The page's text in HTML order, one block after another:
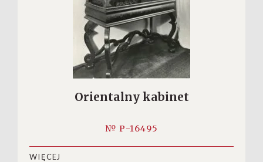
Orientalny kabinet
№ P-16495
WIĘCEJ